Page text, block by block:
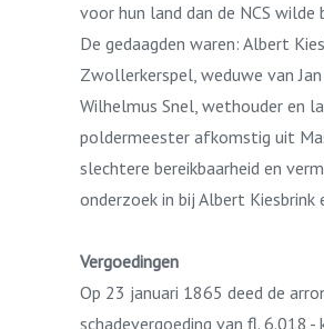
voor hun land dan de NCS wilde
De gedaagden waren: Albert
Zwollerkerspel, weduwe van
Wilhelmus Snel, wethouder en
poldermeester afkomstig uit
slechtere bereikbaarheid en
onderzoek in bij Albert
Vergoedingen
Op 23 januari 1865 deed de
schadevergoeding van fl.